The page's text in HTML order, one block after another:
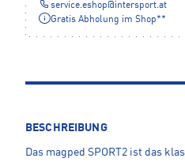
service.eshop@ intersport.at
Gratis Abholung im Shop**
BESCHREIBUNG
Das magped SPORT2 ist das